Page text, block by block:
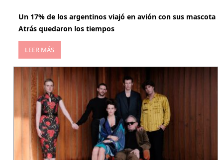
Un 17% de los argentinos viajó en avión con sus mascota
Atrás quedaron los tiempos
LEER MÁS